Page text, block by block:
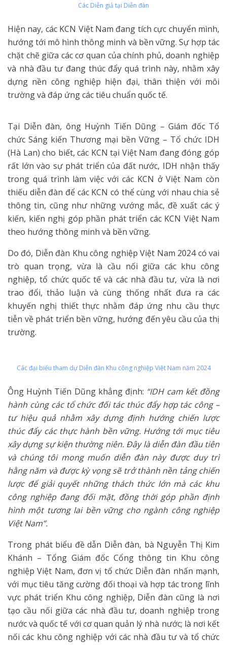
Các Diễn giả tại Diễn đàn
Hiện nay, các KCN Việt Nam đang tích cực chuyển mình,
hướng tới mô hình thông minh và bền vững. Sự hợp tác
chặt chẽ giữa các cơ quan của chính phủ, doanh nghiệp
và nhà đầu tư đang thúc đẩy quá trình này, nhằm xây
dựng nền công nghiệp hiện đại, thân thiện với môi
trường và đáp ứng các tiêu chuẩn quốc tế.
Tại Diễn đàn, ông Huỳnh Tiến Dũng – Giám đốc Tổ
chức Sáng kiến Thương mại bền Vững – Tổ chức IDH
(Hà Lan) cho biết, các KCN tại Việt Nam đang đóng góp
rất lớn vào sự phát triển của đất nước, IDH nhận thấy
trong quá trình làm việc với các KCN ở Việt Nam còn
thiếu diễn đàn để các KCN có thể cùng với nhau chia sẻ
thông tin, cũng như những vướng mắc, đề xuất các ý
kiến, kiến nghị góp phần phát triển các KCN Việt Nam
theo hướng thông minh và bền vững.
Do đó, Diễn đàn Khu công nghiệp Việt Nam 2024 có vai
trò quan trọng, vừa là cầu nối giữa các khu công
nghiệp, tổ chức quốc tế và các nhà đầu tư, vừa là nơi
trao đổi, thảo luận và cùng thống nhất đưa ra các
khuyến nghị thiết thực nhằm đáp ứng nhu cầu thực
tiễn về phát triển bền vững, hướng đến yêu cầu của thị
trường.
Các đại biểu tham dự Diễn đàn Khu công nghiệp Việt Nam năm 2024
Ông Huỳnh Tiến Dũng khẳng định: “IDH cam kết đồng
hành cùng các tổ chức đối tác thúc đẩy hợp tác công –
tư hiệu quả nhằm xây dựng định hướng chiến lược
thúc đẩy các thực hành bền vững. Hướng tới mục tiêu
xây dựng sự kiện thường niên. Đây là diễn đàn đầu tiên
và chúng tôi mong muốn diễn đàn này được duy trì
hằng năm và được kỳ vọng sẽ trở thành nền tảng chiến
lược để giải quyết những thách thức lớn mà các khu
công nghiệp đang đối mặt, đồng thời góp phần định
hình một tương lai bền vững cho ngành công nghiệp
Việt Nam”.
Trong phát biểu đề dẫn Diễn đàn, bà Nguyễn Thị Kim
Khánh – Tổng Giám đốc Cổng thông tin Khu công
nghiệp Việt Nam, đơn vị tổ chức Diễn đàn nhấn mạnh,
với mục tiêu tăng cường đối thoại và hợp tác trong lĩnh
vực phát triển Khu công nghiệp, Diễn đàn cũng là nơi
tạo cầu nối giữa các nhà đầu tư, doanh nghiệp trong
nước và quốc tế với cơ quan quản lý nhà nước; là nơi kết
nối các khu công nghiệp với các nhà đầu tư và tổ chức